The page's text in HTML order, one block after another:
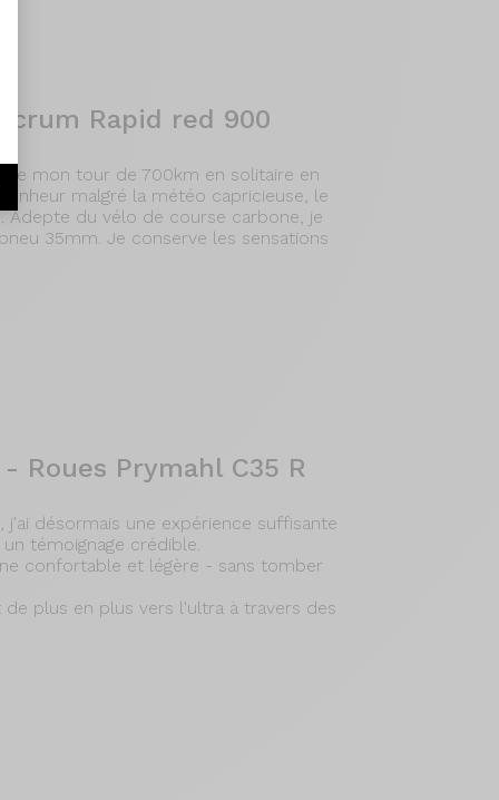
Rapid red 900
mon tour de 700km en solitaire en
malgré la météo capricieuse, le
du vélo de course carbone, je
35mm. Je conserve les sensations
Roues Prymahl C35 R
désormais une expérience suffisante
témoignage crédible.
confortable et légère - sans tomber
plus en plus vers l'ultra à travers des